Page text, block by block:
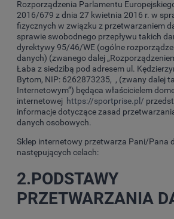
Rozporządzenia Parlamentu
2016/679 z dnia 27 kwietnia 2016 r. w
fizycznych w związku z przetwarzaniem
sprawie swobodnego przepływu takich
dyrektywy 95/46/WE (ogólne
danych) (zwanego dalej
Łaba z siedzibą pod adresem ul.
Bytom, NIP: 6262873235, , (zwany dalej
Internetowym”) będąca właścicielem
internetowej https://sportprise.pl/
informacje dotyczące zasad
danych osobowych.
Sklep internetowy przetwarza Pani/Pana
następujących celach:
2.PODSTAWY
PRZETWARZANIA